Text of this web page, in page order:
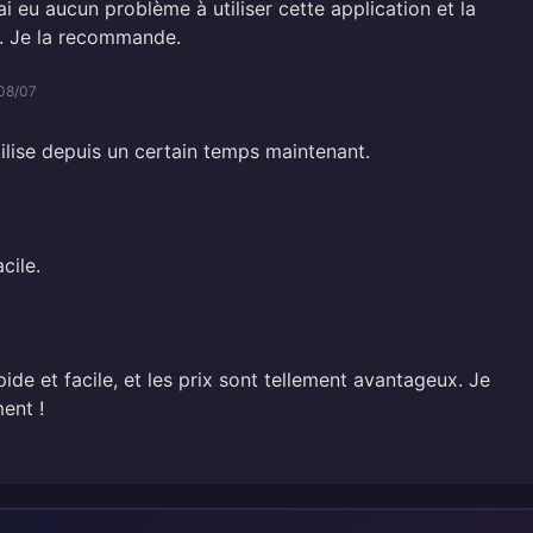
eu aucun problème à utiliser cette application et la
la recommande.
07
depuis un certain temps maintenant.
et facile, et les prix sont tellement avantageux. Je
!